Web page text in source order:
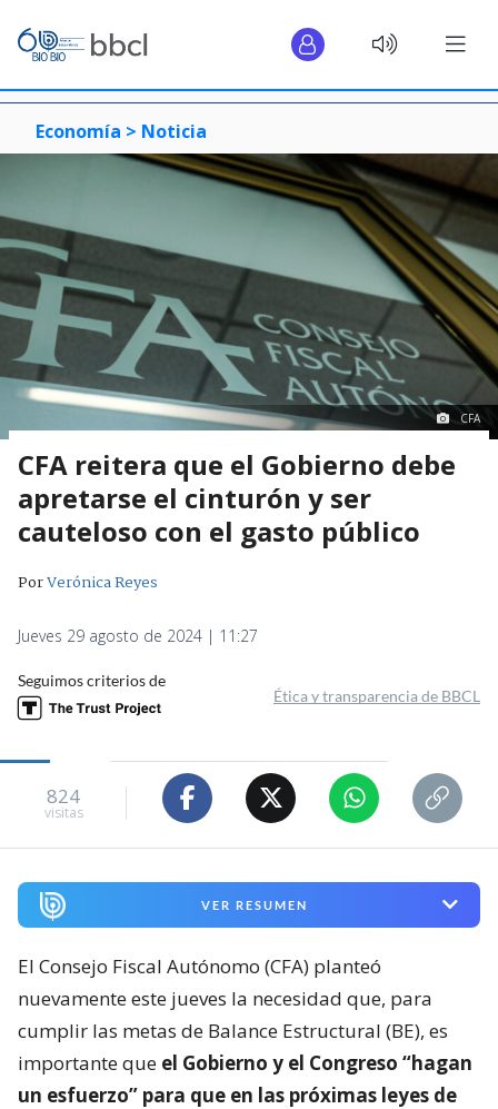
Economía > Noticia
CFA
CFA reitera que el Gobierno debe
apretarse el cinturón y ser
cauteloso con el gasto público
PorVerónica Reyes
Jueves 29 agosto de 2024 | 11:27
Seguimos criterios de
Ética y transparencia de BBCL
824
visitas
VER RESUMEN
El Consejo Fiscal Autónomo (CFA) planteó
nuevamente este jueves la necesidad que, para
cumplir las metas de Balance Estructural (BE), es
importante que el Gobierno y el Congreso “hagan
un esfuerzo” para que en las próximas leyes de